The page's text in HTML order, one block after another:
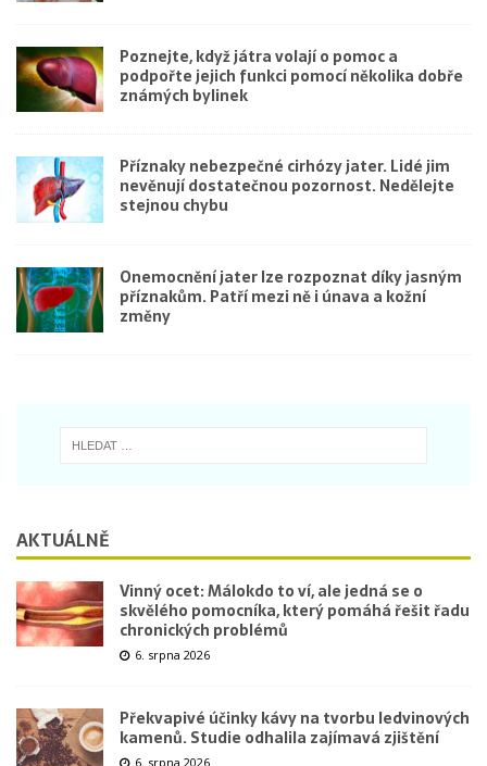
Poznejte, když játra volají o pomoc a
podpořte jejich funkci pomocí několika dobře
známých bylinek
Příznaky nebezpečné cirhózy jater. Lidé jim
nevěnují dostatečnou pozornost. Nedělejte
stejnou chybu
Onemocnění jater lze rozpoznat díky jasným
příznakům. Patří mezi ně i únava a kožní
změny
AKTUÁLNĚ
Vinný ocet: Málokdo to ví, ale jedná se o
skvělého pomocníka, který pomáhá řešit řadu
chronických problémů
6. srpna 2026
Překvapivé účinky kávy na tvorbu ledvinových
kamenů. Studie odhalila zajímavá zjištění
6. srpna 2026